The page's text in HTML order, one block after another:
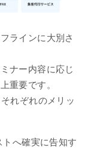
ラインに大別さ
ナー内容に応じ
重要です。
れぞれのメリッ
へ確実に告知す